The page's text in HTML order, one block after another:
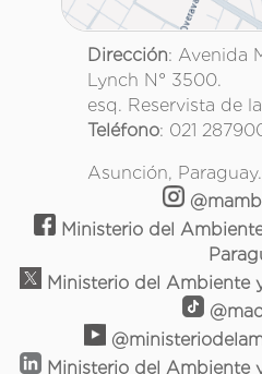
Dirección: Avenida
Lynch N° 3500.
esq. Reservista de
Teléfono: 021
Asunción, Paraguay.
Ministerio del
Ministerio del Ambiente
Ministerio del Ambiente